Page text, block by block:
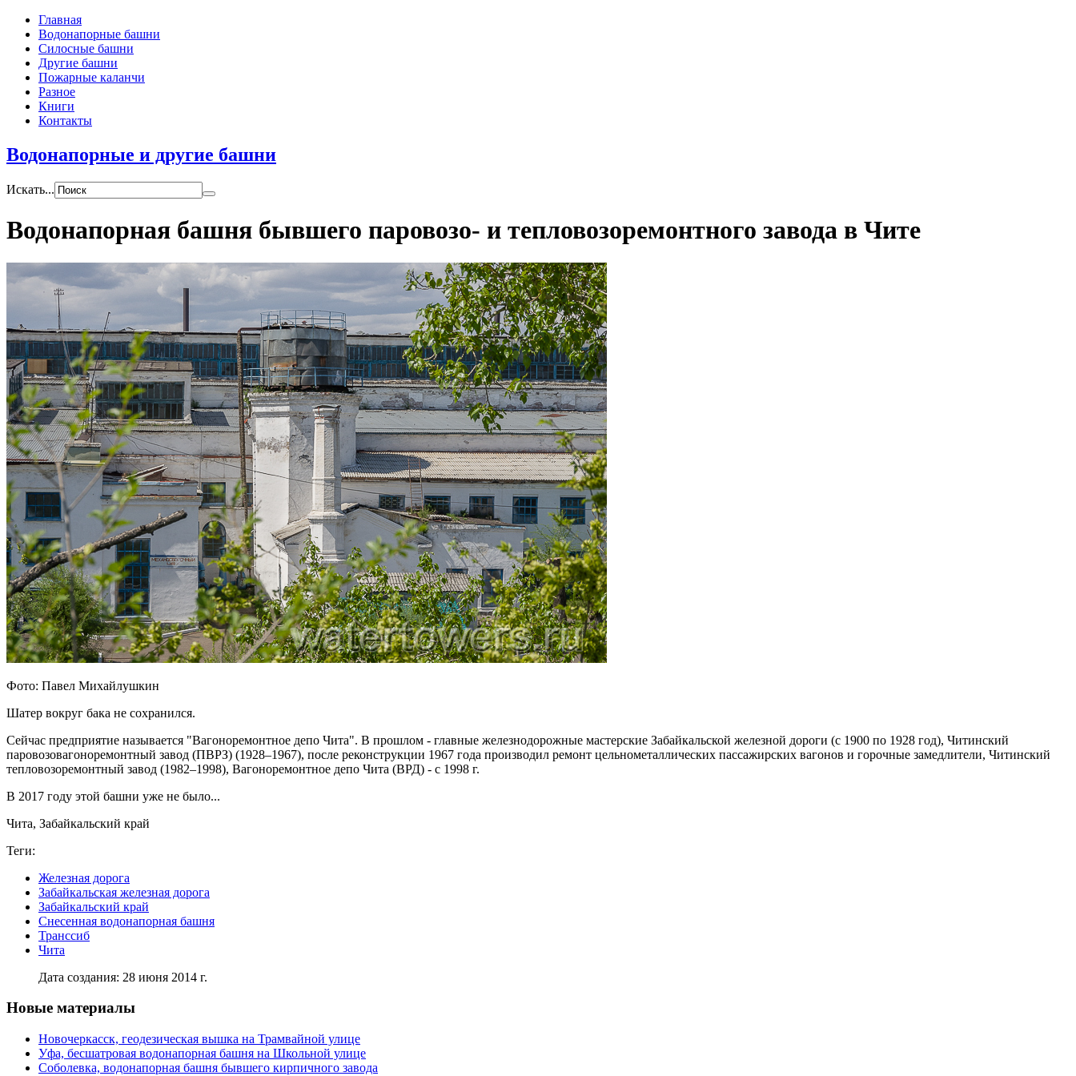
Главная
Водонапорные башни
Силосные башни
Другие башни
Пожарные каланчи
Разное
Книги
Контакты
Водонапорные и другие башни
Искать...
Водонапорная башня бывшего паровозо- и тепловозоремонтного завода в Чите
Фото: Павел Михайлушкин
Шатер вокруг бака не сохранился.
Сейчас предприятие называется "Вагоноремонтное депо Чита". В прошлом - главные железнодорожные мастерские Забайкальской железной дороги (с 1900 по 1928 год), Читинский
паровозовагоноремонтный завод (ПВРЗ) (1928–1967), после реконструкции 1967 года производил ремонт цельнометаллических пассажирских вагонов и горочные замедлители, Читинский
тепловозоремонтный завод (1982–1998), Вагоноремонтное депо Чита (ВРД) - с 1998 г.
В 2017 году этой башни уже не было...
Чита, Забайкальский край
Теги:
Железная дорога
Забайкальская железная дорога
Забайкальский край
Снесенная водонапорная башня
Транссиб
Чита
Дата создания: 28 июня 2014 г.
Новые материалы
Новочеркасск, геодезическая вышка на Трамвайной улице
Уфа, бесшатровая водонапорная башня на Школьной улице
Соболевка, водонапорная башня бывшего кирпичного завода